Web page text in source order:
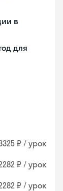
в
для
₽ / урок
₽ / урок
₽ / урок